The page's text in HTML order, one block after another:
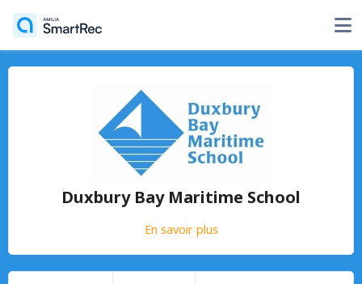
Duxbury Bay Maritime School
En savoir plus